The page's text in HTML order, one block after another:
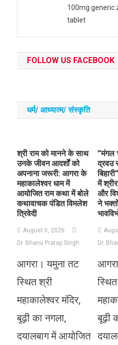
100mg generic
tablet
FOLLOW US FACEBOOK
धर्म/ आध्‍यात्‍म/ संस्‍कृति
​श्री राम को मानने के साथ
उनके जीवन आदर्शों को
अपनाना जरूरी: आगरा के
महाकालेश्वर धाम में
आयोजित राम कथा में बोले
कथावाचक पंडित विमलेश
त्रिवेदी
August 6, 2026
Dr. Bhanu Pratap Singh
आगरा। यमुना तट
स्थित श्री
महाकालेश्वर मंदिर,
बूढ़ी का नगला,
दयालबाग में आयोजित
​”मंगल
द्रवउ
में
और
ने
Dr.
बूढ़ी